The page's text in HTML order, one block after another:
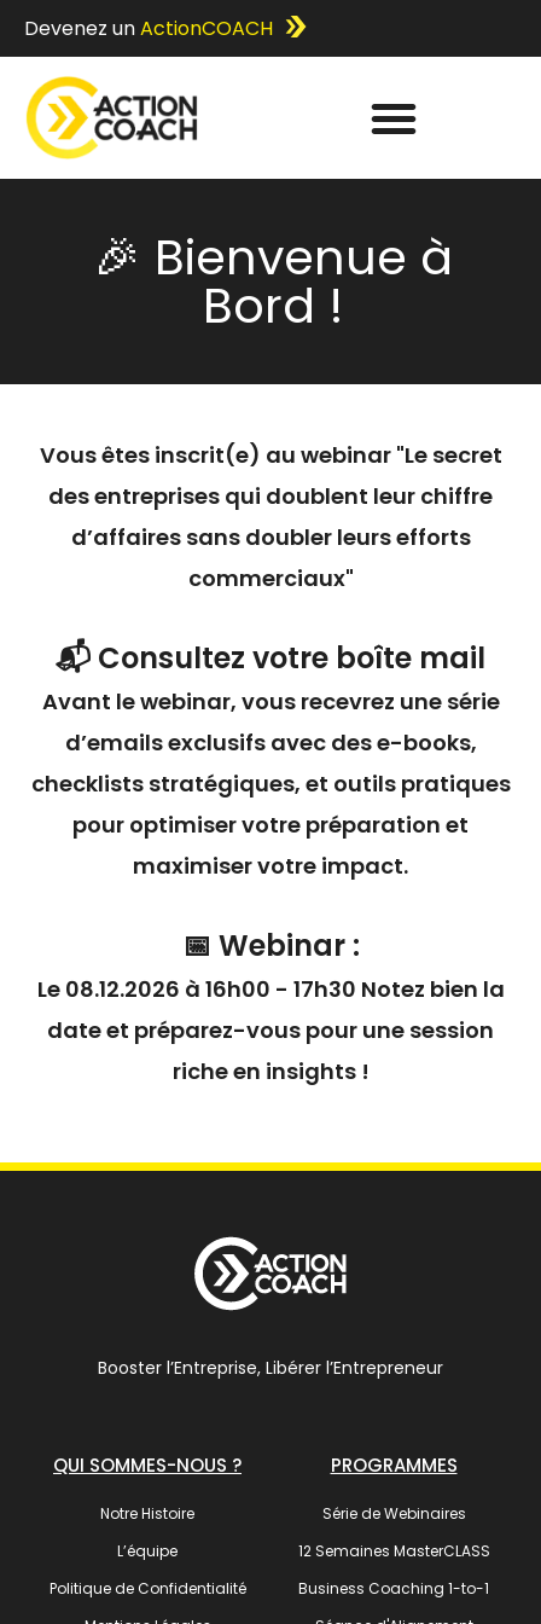
Devenez unActionCOACH
🎉 Bienvenue à
Bord !
Vous êtes inscrit(e) au webinar "Le secret
des entreprises qui doublent leur chiffre
d’affaires sans doubler leurs efforts
commerciaux"
📬 Consultez votre boîte mail
Avant le webinar, vous recevrez une série
d’emails exclusifs avec des e-books,
checklists stratégiques, et outils pratiques
pour optimiser votre préparation et
maximiser votre impact.
📅 Webinar :
Le 08.12.2026 à 16h00 - 17h30 Notez bien la
date et préparez-vous pour une session
riche en insights !
Booster l’Entreprise, Libérer l’Entrepreneur
QUI SOMMES-NOUS ?
Notre Histoire
L’équipe
Politique de Confidentialité
PROGRAMMES
Série de Webinaires
12 Semaines MasterCLASS
Business Coaching 1-to-1